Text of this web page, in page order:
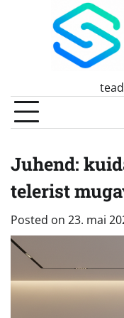
Juhend:
telerist
Posted on 23. mai